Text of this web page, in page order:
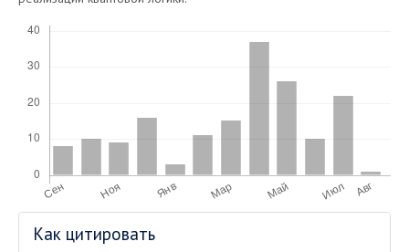
Информация
Как цитировать